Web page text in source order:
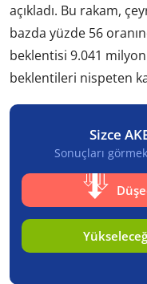
açıkladı. Bu rakam,
bazda yüzde 56
beklentisi 9.041
beklentileri nispeten
Sizce
Sonuçları